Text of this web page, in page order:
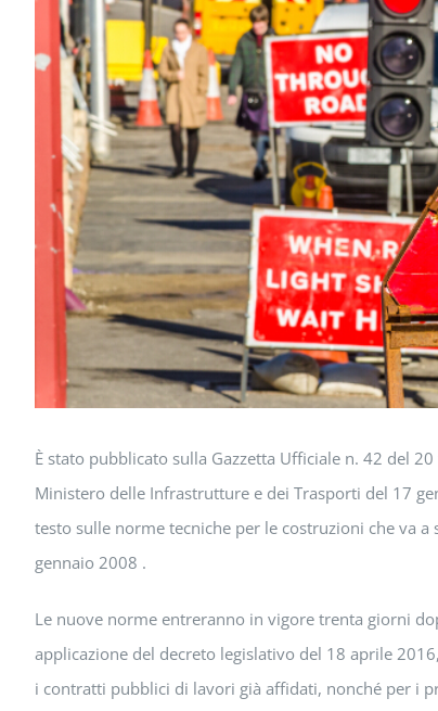
È stato pubblicato sulla Gazzetta Ufficiale n. 42 del
Ministero delle Infrastrutture e dei Trasporti del 17
testo sulle norme tecniche per le costruzioni che va
gennaio 2008 .
Le nuove norme entreranno in vigore trenta giorni
applicazione del decreto legislativo del 18 aprile
i contratti pubblici di lavori già affidati, nonché per i